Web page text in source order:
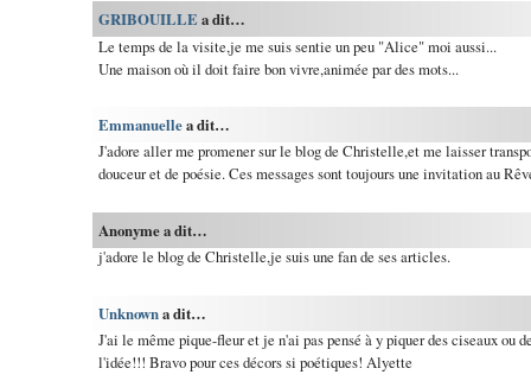
GRIBOUILLE a dit…
Le temps de la visite,je me suis sentie un peu "Alice" moi aussi...
Une maison où il doit faire bon vivre,animée par des mots...
Emmanuellea dit…
J'adore aller me promener sur le blog de Christelle,et me laisser
douceur et de poésie. Ces messages sont toujours une invitation au
Anonyme a dit…
j'adore le blog de Christelle,je suis une fan de ses articles.
Unknowna dit…
J'ai le même pique-fleur et je n'ai pas pensé à y piquer des ciseaux ou
l'idée!!! Bravo pour ces décors si poétiques! Alyette